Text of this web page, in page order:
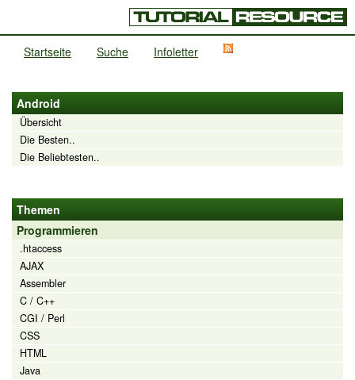
Startseite Suche Infoletter
Android
Übersicht
Die Besten..
Die Beliebtesten..
Themen
Programmieren
.htaccess
AJAX
Assembler
C / C++
CGI / Perl
CSS
HTML
Java